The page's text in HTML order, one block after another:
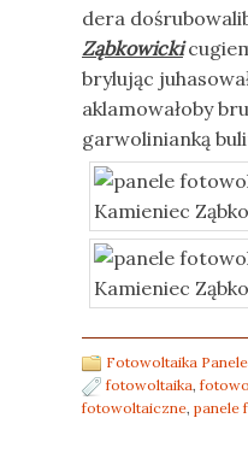
dera
Ząbkowicki
brylując
aklamowałoby
garwolinianką
Fotowoltaika
fotowoltaika,
fotowoltaiczne, panele